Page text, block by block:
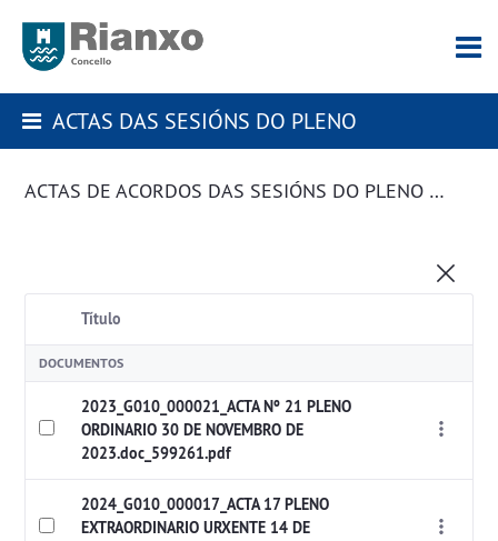
ACTAS DAS SESIÓNS DO PLENO
ACTAS DE ACORDOS DAS SESIÓNS DO PLENO DA CORPORACIÓN
Título
DOCUMENTOS
2023_G010_000021_ACTA Nº 21 PLENO
ORDINARIO 30 DE NOVEMBRO DE
2023.doc_599261.pdf
2024_G010_000017_ACTA 17 PLENO
EXTRAORDINARIO URXENTE 14 DE